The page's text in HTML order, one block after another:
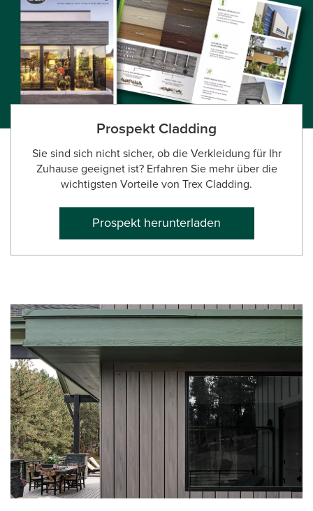
Prospekt Cladding
Sie sind sich nicht sicher, ob die Verkleidung für Ihr
Zuhause geeignet ist? Erfahren Sie mehr über die
wichtigsten Vorteile von Trex Cladding.
Prospekt herunterladen